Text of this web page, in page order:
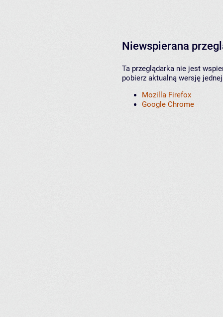
Niewspierana
Ta przeglądarka nie jest
pobierz aktualną wersję
Mozilla Firefox
Google Chrome